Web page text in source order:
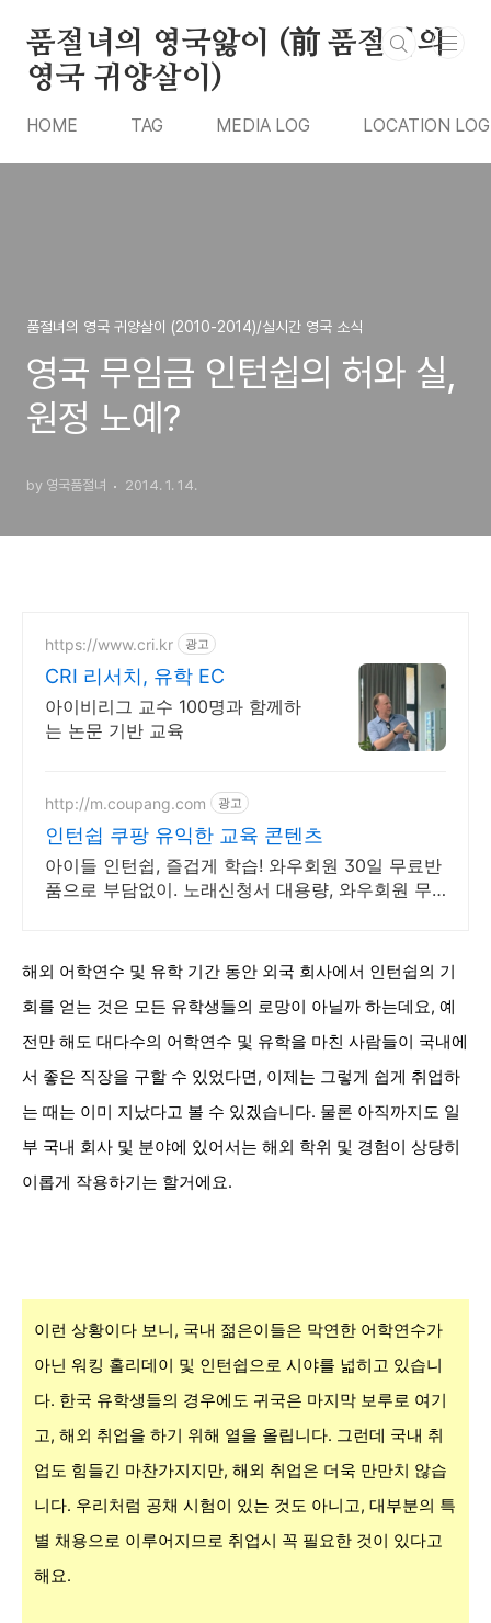
품절녀의 영국앓이 (前 품절녀의
영국 귀양살이)
HOME TAG MEDIA LOG LOCATION LOG
품절녀의 영국 귀양살이 (2010-2014)/실시간 영국 소식
영국 무임금 인턴쉽의 허와 실,
원정 노예?
by 영국품절녀 2014. 1. 14.
https://www.cri.kr 광고
CRI 리서치, 유학 EC
아이비리그 교수 100명과 함께하
는 논문 기반 교육
http://m.coupang.com 광고
인턴쉽 쿠팡 유익한 교육 콘텐츠
아이들 인턴쉽, 즐겁게 학습! 와우회원 30일 무료반
품으로 부담없이. 노래신청서 대용량, 와우회원 무
해외 어학연수 및 유학 기간 동안 외국 회사에서 인턴쉽의 기
회를 얻는 것은 모든 유학생들의 로망이 아닐까 하는데요, 예
전만 해도 대다수의 어학연수 및 유학을 마친 사람들이 국내에
서 좋은 직장을 구할 수 있었다면, 이제는 그렇게 쉽게 취업하
는 때는 이미 지났다고 볼 수 있겠습니다. 물론 아직까지도 일
부 국내 회사 및 분야에 있어서는 해외 학위 및 경험이 상당히
이롭게 작용하기는 할거에요.
이런 상황이다 보니, 국내 젊은이들은 막연한 어학연수가
아닌 워킹 홀리데이 및 인턴쉽으로 시야를 넓히고 있습니
다. 한국 유학생들의 경우에도 귀국은 마지막 보루로 여기
고, 해외 취업을 하기 위해 열을 올립니다. 그런데 국내 취
업도 힘들긴 마찬가지지만, 해외 취업은 더욱 만만치 않습
니다. 우리처럼 공채 시험이 있는 것도 아니고, 대부분의 특
별 채용으로 이루어지므로 취업시 꼭 필요한 것이 있다고
해요.